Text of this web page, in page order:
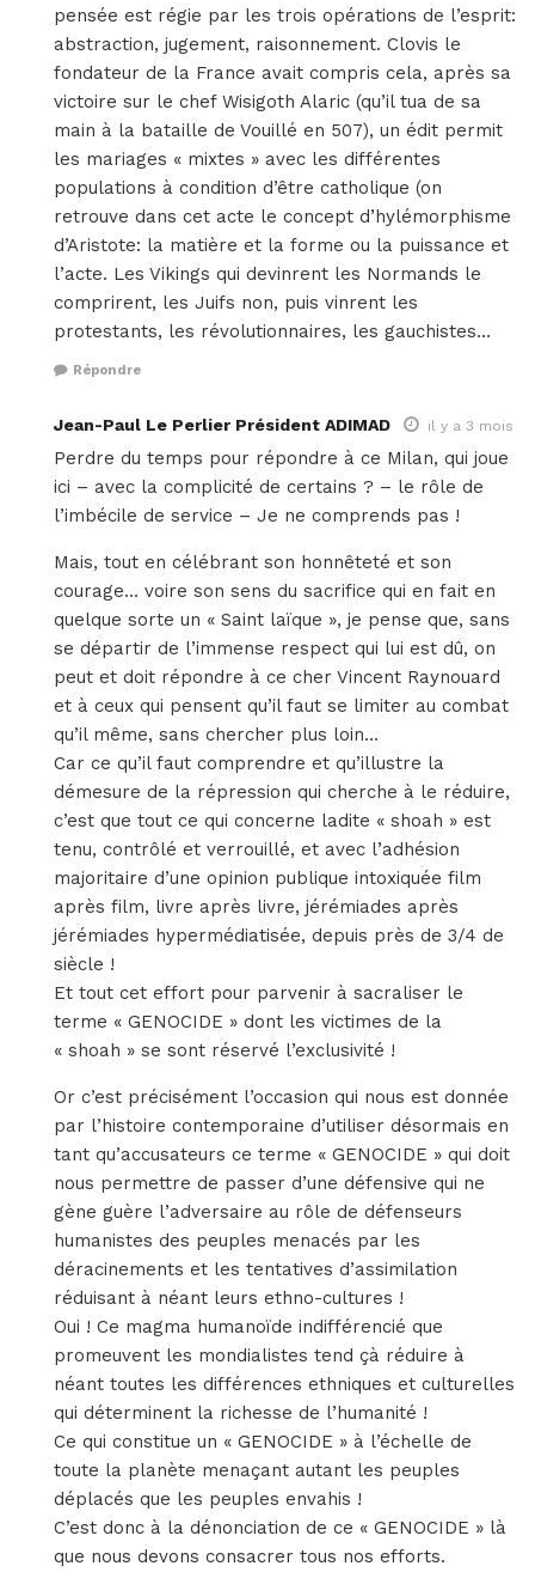
pensée est régie par les trois opérations de l’esprit:
abstraction, jugement, raisonnement. Clovis le
fondateur de la France avait compris cela, après sa
victoire sur le chef Wisigoth Alaric (qu’il tua de sa
main à la bataille de Vouillé en 507), un édit permit
les mariages « mixtes » avec les différentes
populations à condition d’être catholique (on
retrouve dans cet acte le concept d’hylémorphisme
d’Aristote: la matière et la forme ou la puissance et
l’acte. Les Vikings qui devinrent les Normands le
comprirent, les Juifs non, puis vinrent les
protestants, les révolutionnaires, les gauchistes…
Répondre
Jean-Paul Le Perlier Président ADIMAD il y a 3 mois
Perdre du temps pour répondre à ce Milan, qui joue
ici – avec la complicité de certains ? – le rôle de
l’imbécile de service – Je ne comprends pas !
Mais, tout en célébrant son honnêteté et son
courage… voire son sens du sacrifice qui en fait en
quelque sorte un « Saint laïque », je pense que, sans
se départir de l’immense respect qui lui est dû, on
peut et doit répondre à ce cher Vincent Raynouard
et à ceux qui pensent qu’il faut se limiter au combat
qu’il même, sans chercher plus loin…
Car ce qu’il faut comprendre et qu’illustre la
démesure de la répression qui cherche à le réduire,
c’est que tout ce qui concerne ladite « shoah » est
tenu, contrôlé et verrouillé, et avec l’adhésion
majoritaire d’une opinion publique intoxiquée film
après film, livre après livre, jérémiades après
jérémiades hypermédiatisée, depuis près de 3/4 de
siècle !
Et tout cet effort pour parvenir à sacraliser le
terme « GENOCIDE » dont les victimes de la
« shoah » se sont réservé l’exclusivité !
Or c’est précisément l’occasion qui nous est donnée
par l’histoire contemporaine d’utiliser désormais en
tant qu’accusateurs ce terme « GENOCIDE » qui doit
nous permettre de passer d’une défensive qui ne
gène guère l’adversaire au rôle de défenseurs
humanistes des peuples menacés par les
déracinements et les tentatives d’assimilation
réduisant à néant leurs ethno-cultures !
Oui ! Ce magma humanoïde indifférencié que
promeuvent les mondialistes tend çà réduire à
néant toutes les différences ethniques et culturelles
qui déterminent la richesse de l’humanité !
Ce qui constitue un « GENOCIDE » à l’échelle de
toute la planète menaçant autant les peuples
déplacés que les peuples envahis !
C’est donc à la dénonciation de ce « GENOCIDE » là
que nous devons consacrer tous nos efforts.